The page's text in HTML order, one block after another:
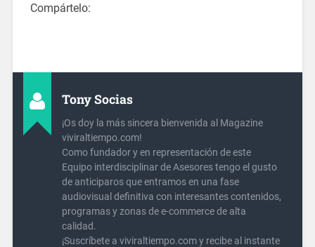
Compártelo:
Tony Socias
¡Os doy la más sincera bienvenida al Magazine
viviraltiempo.com!
Como fundador y en representación de este
Equipo interdisciplinar de Asesores tengo el gusto
de anticiparos que entramos en una fase
audiovisual definitiva con interesantes contenidos,
programas y zonas de e-commerce de alta
calidad.
¡Suscríbete a viviraltiempo.com y recibe al instante